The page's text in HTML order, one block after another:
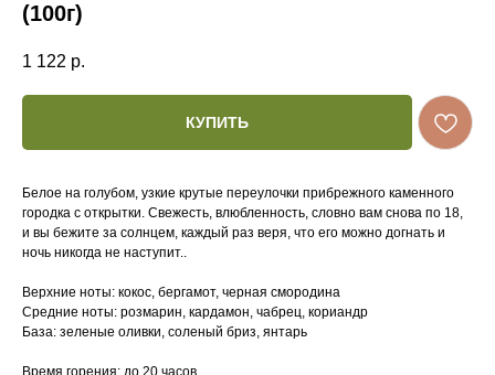
(100г)
1 122 р.
КУПИТЬ
Белое на голубом, узкие крутые переулочки прибрежного каменного
городка с открытки. Свежесть, влюбленность, словно вам снова по 18,
и вы бежите за солнцем, каждый раз веря, что его можно догнать и
ночь никогда не наступит..
Верхние ноты: кокос, бергамот, черная смородина
Средние ноты: розмарин, кардамон, чабрец, кориандр
База: зеленые оливки, соленый бриз, янтарь